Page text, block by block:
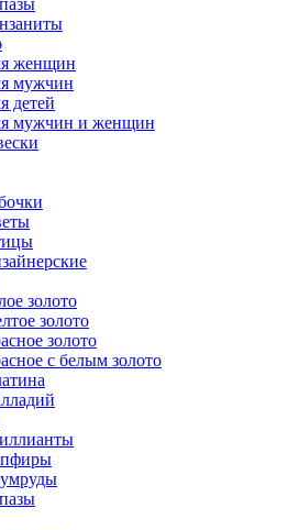
женщин
мужчин
детей
мужчин и женщин
золото
золото
золото
с белым золото